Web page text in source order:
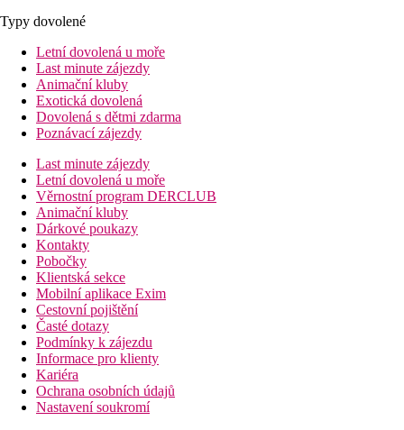
Typy dovolené
Letní dovolená u moře
Last minute zájezdy
Animační kluby
Exotická dovolená
Dovolená s dětmi zdarma
Poznávací zájezdy
Last minute zájezdy
Letní dovolená u moře
Věrnostní program DERCLUB
Animační kluby
Dárkové poukazy
Kontakty
Pobočky
Klientská sekce
Mobilní aplikace Exim
Cestovní pojištění
Časté dotazy
Podmínky k zájezdu
Informace pro klienty
Kariéra
Ochrana osobních údajů
Nastavení soukromí